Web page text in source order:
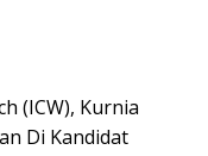
(ICW), Kurnia
Di Kandidat